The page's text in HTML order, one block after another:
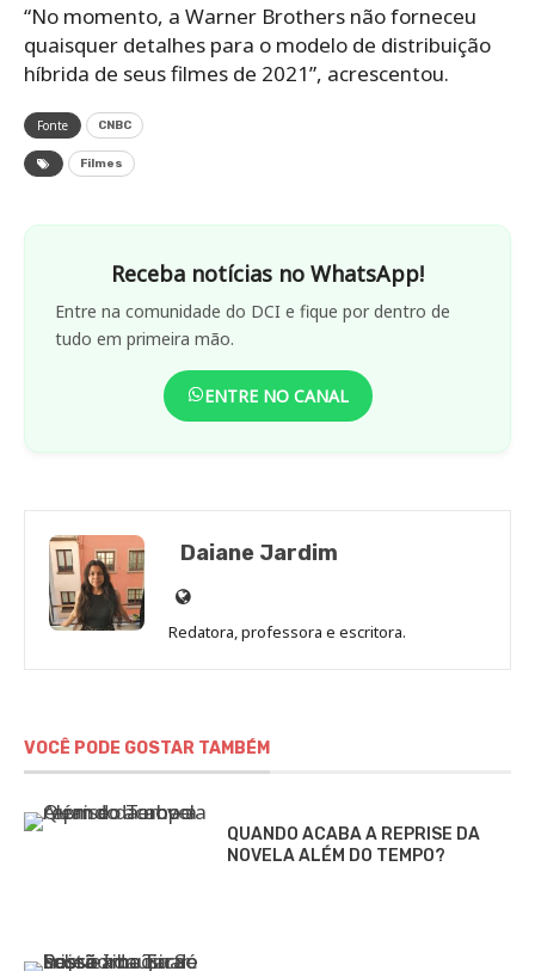
“No momento, a Warner Brothers não forneceu
quaisquer detalhes para o modelo de distribuição
híbrida de seus filmes de 2021”, acrescentou.
Fonte CNBC
Filmes
Receba notícias no WhatsApp!
Entre na comunidade do DCI e fique por dentro de
tudo em primeira mão.
ENTRE NO CANAL
Daiane Jardim
Site
de
Redatora, professora e escritora.
VOCÊ PODE GOSTAR TAMBÉM
QUANDO ACABA A REPRISE DA
NOVELA ALÉM DO TEMPO?